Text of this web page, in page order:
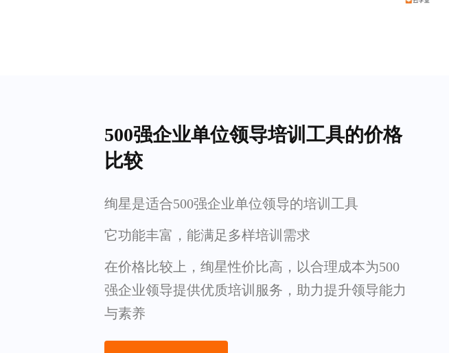
500强企业单位领导培训工具的价格
比较
绚星是适合500强企业单位领导的培训工具
它功能丰富，能满足多样培训需求
在价格比较上，绚星性价比高，以合理成本为500
强企业领导提供优质培训服务，助力提升领导能力
与素养